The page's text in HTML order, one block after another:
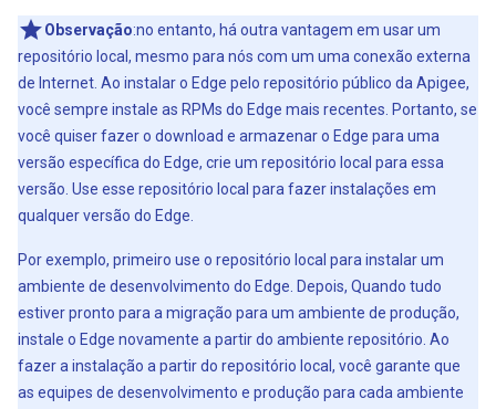
Observação:no entanto, há outra vantagem em usar um
repositório local, mesmo para nós com um uma conexão externa
de Internet. Ao instalar o Edge pelo repositório público da Apigee,
você sempre instale as RPMs do Edge mais recentes. Portanto, se
você quiser fazer o download e armazenar o Edge para uma
versão específica do Edge, crie um repositório local para essa
versão. Use esse repositório local para fazer instalações em
qualquer versão do Edge.
Por exemplo, primeiro use o repositório local para instalar um
ambiente de desenvolvimento do Edge. Depois, Quando tudo
estiver pronto para a migração para um ambiente de produção,
instale o Edge novamente a partir do ambiente repositório. Ao
fazer a instalação a partir do repositório local, você garante que
as equipes de desenvolvimento e produção para cada ambiente